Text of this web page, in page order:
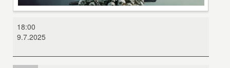
Vuotta
myöhemmin
18:00
9.7.2025